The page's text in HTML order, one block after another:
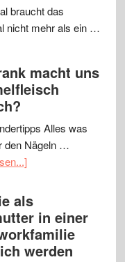
braucht das
nicht mehr als ein …
macht uns
Alles was
den Nägeln …
als
in einer
werden